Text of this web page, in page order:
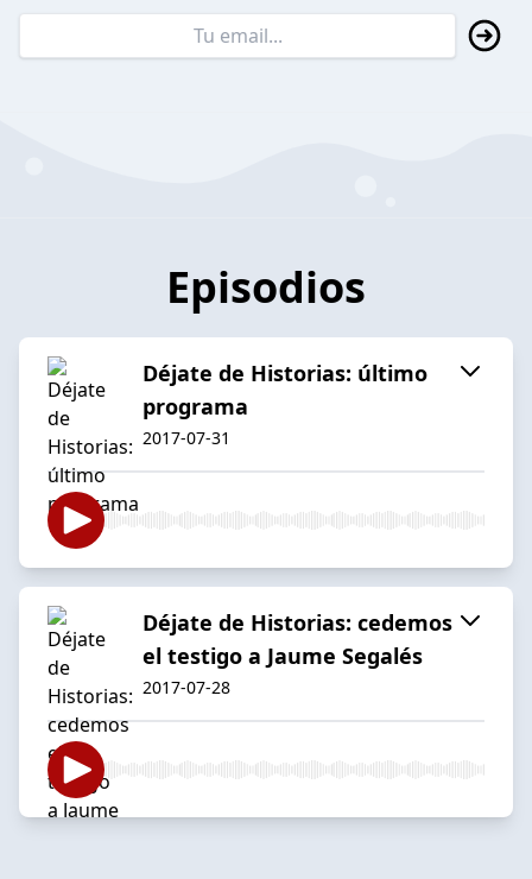
Episodios
Déjate de Historias: último
programa
2017-07-31
Déjate de Historias: cedemos
el testigo a Jaume Segalés
2017-07-28